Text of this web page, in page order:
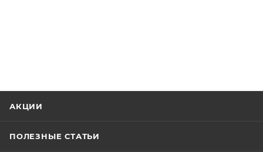
АКЦИИ
ПОЛЕЗНЫЕ СТАТЬИ